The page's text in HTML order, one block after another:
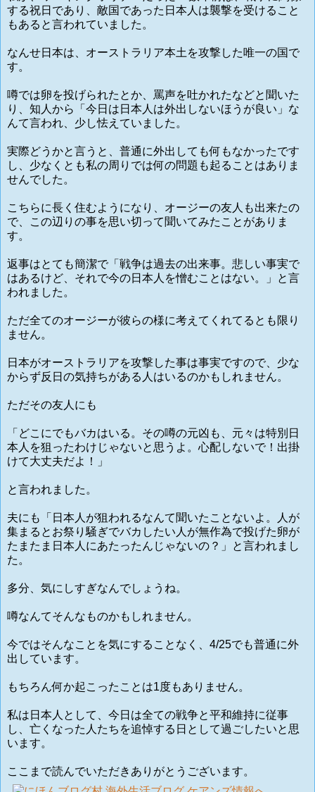
する祝日であり、敵国であった日本人は襲撃を受けること
もあると言われていました。
なんせ日本は、オーストラリア本土を攻撃した唯一の国で
す。
噂では卵を投げられたとか、罵声を吐かれたなどと聞いた
り、知人から「今日は日本人は外出しないほうが良い」な
んて言われ、少し怯えていました。
実際どうかと言うと、普通に外出しても何もなかったです
し、少なくとも私の周りでは何の問題も起ることはありま
せんでした。
こちらに長く住むようになり、オージーの友人も出来たの
で、この辺りの事を思い切って聞いてみたことがありま
す。
返事はとても簡潔で「戦争は過去の出来事。悲しい事実で
はあるけど、それで今の日本人を憎むことはない。」と言
われました。
ただ全てのオージーが彼らの様に考えてくれてるとも限り
ません。
日本がオーストラリアを攻撃した事は事実ですので、少な
からず反日の気持ちがある人はいるのかもしれません。
ただその友人にも
「どこにでもバカはいる。その噂の元凶も、元々は特別日
本人を狙ったわけじゃないと思うよ。心配しないで！出掛
けて大丈夫だよ！」
と言われました。
夫にも「日本人が狙われるなんて聞いたことないよ。人が
集まるとお祭り騒ぎでバカしたい人が無作為で投げた卵が
たまたま日本人にあたったんじゃないの？」と言われまし
た。
多分、気にしすぎなんでしょうね。
噂なんてそんなものかもしれません。
今ではそんなことを気にすることなく、4/25でも普通に外
出しています。
もちろん何か起こったことは1度もありません。
私は日本人として、今日は全ての戦争と平和維持に従事
し、亡くなった人たちを追悼する日として過ごしたいと思
います。
ここまで読んでいただきありがとうございます。